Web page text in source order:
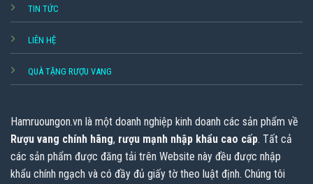
TIN TỨC
LIÊN HỆ
QUÀ TẶNG RƯỢU VANG
Hamruoungon.vn là một doanh nghiệp kinh doanh các sản phẩm về
Rượu vang chính hãng, rượu mạnh nhập khẩu cao cấp. Tất cả
các sản phẩm được đăng tải trên Website này đều được nhập
khẩu chính ngạch và có đầy đủ giấy tờ theo luật định. Chúng tôi